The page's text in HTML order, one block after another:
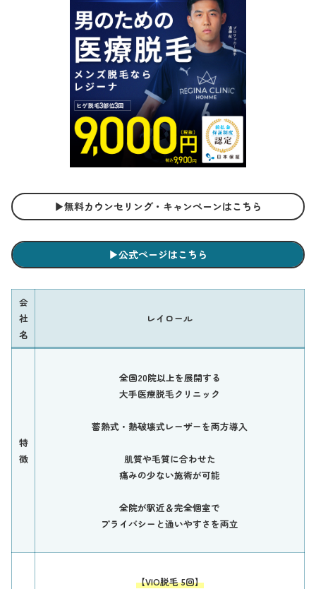
▶︎無料カウンセリング・キャンペーンはこちら
▶︎公式ページはこちら
会
社
名
レイロール
特
徴
全国20院以上を展開する
大手医療脱毛クリニック
蓄熱式・熱破壊式レーザーを両方導入
肌質や毛質に合わせた
痛みの少ない施術が可能
全院が駅近＆完全個室で
プライバシーと通いやすさを両立
【VIO脱毛 5回】